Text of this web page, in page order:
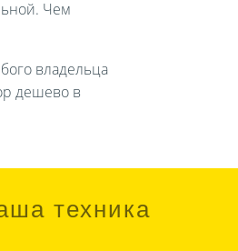
Чем
владельца
дешево в
техника